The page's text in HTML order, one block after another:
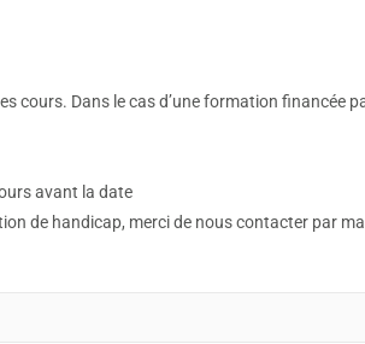
Dans le cas d’une formation financée
avant la date
de handicap, merci de nous contacter par